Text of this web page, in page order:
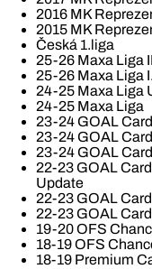
2016 MK
2015 MK
Česká 1.liga
25-26 Maxa Liga
25-26 Maxa Liga I.
24-25 Maxa Liga
24-25 Maxa Liga
23-24 GOAL
23-24 GOAL
23-24 GOAL
22-23 GOAL
Update
22-23 GOAL
22-23 GOAL
19-20 OFS
18-19 OFS
18-19 Premium